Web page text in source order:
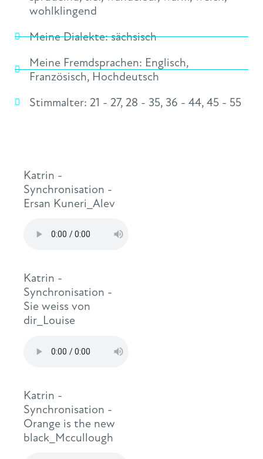
wohlklingend
Meine Dialekte:sächsisch
Meine Fremdsprachen: Englisch,
Französisch, Hochdeutsch
Stimmalter: 21 - 27, 28 - 35, 36 - 44, 45 - 55
Katrin -
Synchronisation -
Ersan Kuneri_Alev
Katrin -
Synchronisation -
Sie weiss von
dir_Louise
Katrin -
Synchronisation -
Orange is the new
black_Mccullough